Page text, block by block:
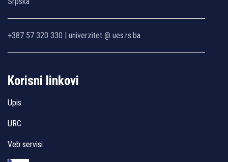
+387 57 320 330 | univerzitet @ ues.rs.ba
Korisni linkovi
Upis
URC
Veb servisi